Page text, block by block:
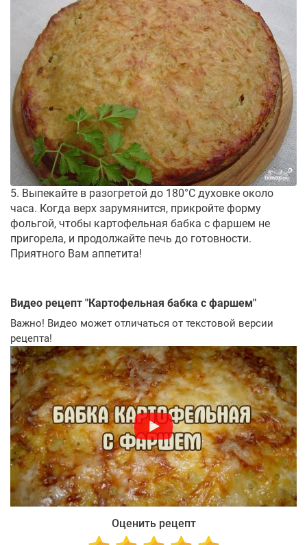
5. Выпекайте в разогретой до 180°С духовке около
часа. Когда верх зарумянится, прикройте форму
фольгой, чтобы картофельная бабка с фаршем не
пригорела, и продолжайте печь до готовности.
Приятного Вам аппетита!
Видео рецепт "Картофельная бабка с фаршем"
Важно! Видео может отличаться от текстовой версии
рецепта!
Оценить рецепт